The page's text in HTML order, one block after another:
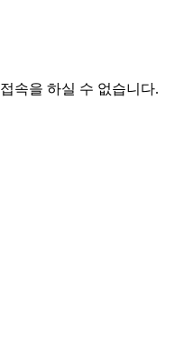
속을 하실 수 없습니다.